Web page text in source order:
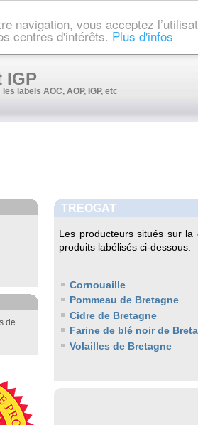
navigation, vous acceptez
centres d'intérêts. Plus d'infos
IGP
labels AOC, AOP, IGP, etc
de
TREOGAT
Les producteurs situés sur
produits labélisés ci-dessous:
Cornouaille
Pommeau de Bretagne
Cidre de Bretagne
Farine de blé noir de
Volailles de Bretagne